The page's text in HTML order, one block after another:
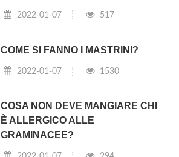
2022-01-07 517
COME SI FANNO I MASTRINI?
2022-01-07 1530
COSA NON DEVE MANGIARE CHI
È ALLERGICO ALLE
GRAMINACEE?